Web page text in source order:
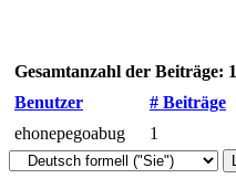
Gesamtanzahl der Beiträge: 1
Benutzer
# Beiträge
ehonepegoabug
1